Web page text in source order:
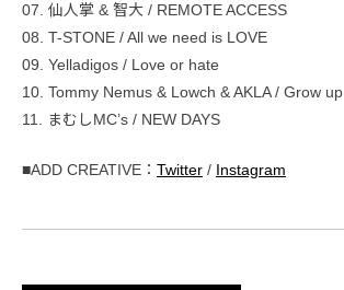
07. 仙人掌 & 智大 / REMOTE ACCESS
08. T-STONE / All we need is LOVE
09. Yelladigos / Love or hate
10. Tommy Nemus & Lowch & AKLA / Grow up
11. まむしMC’s / NEW DAYS
■ADD CREATIVE： Twitter / Instagram